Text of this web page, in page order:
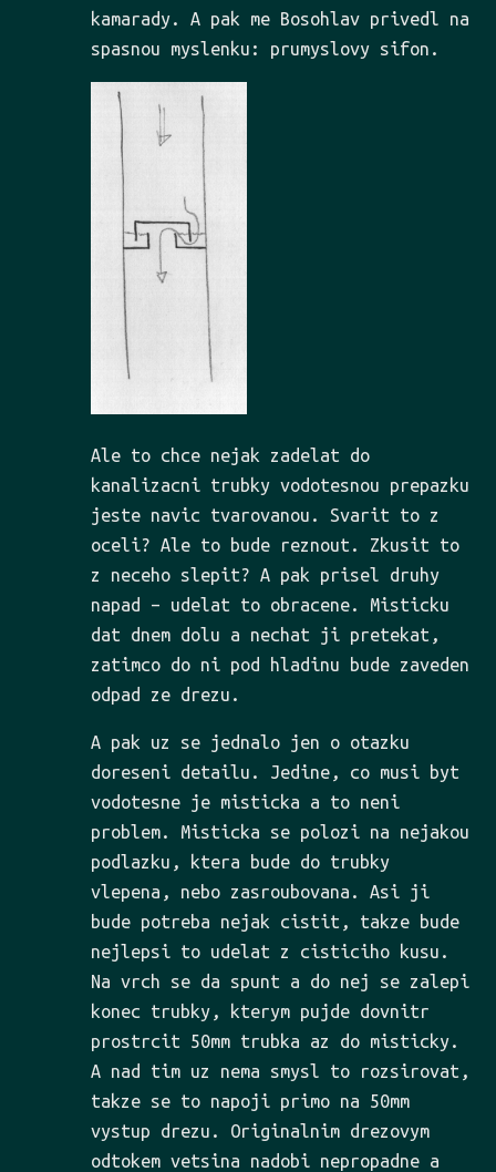
kamarady. A pak me Bosohlav privedl na
spasnou myslenku: prumyslovy sifon.
Ale to chce nejak zadelat do
kanalizacni trubky vodotesnou prepazku
jeste navic tvarovanou. Svarit to z
oceli? Ale to bude reznout. Zkusit to
z neceho slepit? A pak prisel druhy
napad – udelat to obracene. Misticku
dat dnem dolu a nechat ji pretekat,
zatimco do ni pod hladinu bude zaveden
odpad ze drezu.
A pak uz se jednalo jen o otazku
doreseni detailu. Jedine, co musi byt
vodotesne je misticka a to neni
problem. Misticka se polozi na nejakou
podlazku, ktera bude do trubky
vlepena, nebo zasroubovana. Asi ji
bude potreba nejak cistit, takze bude
nejlepsi to udelat z cisticiho kusu.
Na vrch se da spunt a do nej se zalepi
konec trubky, kterym pujde dovnitr
prostrcit 50mm trubka az do misticky.
A nad tim uz nema smysl to rozsirovat,
takze se to napoji primo na 50mm
vystup drezu. Originalnim drezovym
odtokem vetsina nadobi nepropadne a